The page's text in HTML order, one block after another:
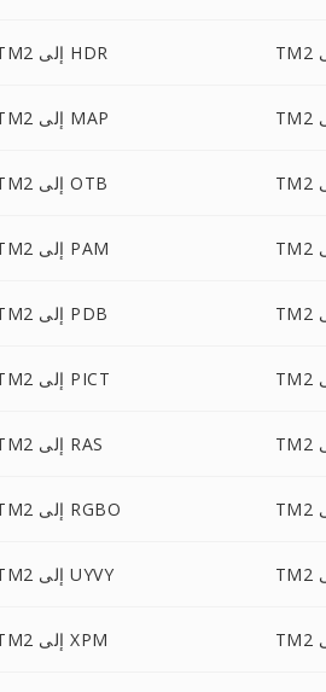
TM2 إلى HDR
TM2 إلى MAP
TM2 إلى OTB
TM2 إلى PAM
TM2 إلى PDB
TM2 إلى PICT
TM2 إلى RAS
TM2 إلى RGBO
TM2 إلى UYVY
TM2 إلى XPM